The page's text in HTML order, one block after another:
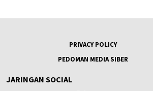
PRIVACY POLICY
PEDOMAN MEDIA SIBER
JARINGAN SOCIAL